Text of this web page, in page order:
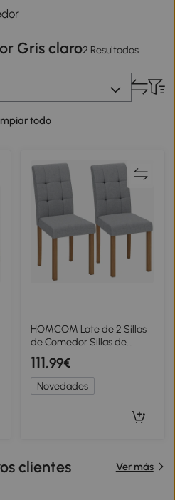
Gris claro2 Resultados
todo
HOMCOM Lote de 2 Sillas
de Comedor Sillas de
Cocina Modernas con
Asiento Acolchado en
Tejido Efecto Lino Gris
Claro
111,99€
Novedades
clientes Ver más